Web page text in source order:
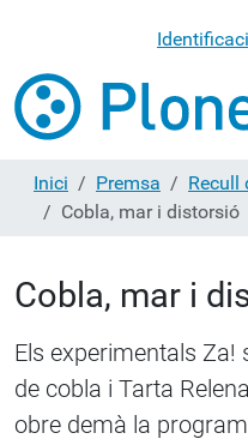
Inici Premsa
Recull
Cobla, mar i distorsió
Cobla, mar i
Els experimentals Za!
de cobla i Tarta
obre demà la